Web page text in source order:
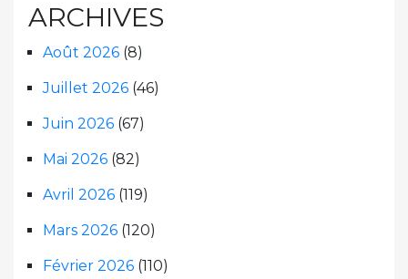
ARCHIVES
Août 2026 (8)
Juillet 2026 (46)
Juin 2026 (67)
Mai 2026 (82)
Avril 2026 (119)
Mars 2026 (120)
Février 2026 (110)